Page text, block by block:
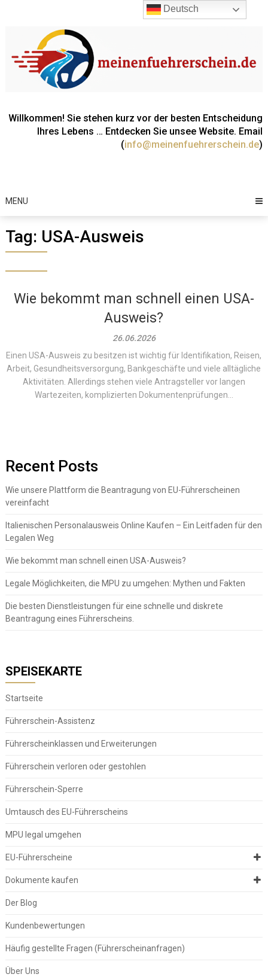
Willkommen! Sie stehen kurz vor der besten Entscheidung
Ihres Lebens … Entdecken Sie unsee Website. Email
(info@meinenfuehrerschein.de)
MENU
Tag: USA-Ausweis
Wie bekommt man schnell einen USA-
Ausweis?
26.06.2026
Einen USA-Ausweis zu besitzen ist wichtig für Identifikation, Reisen,
Arbeit, Gesundheitsversorgung, Bankgeschäfte und viele alltägliche
Aktivitäten. Allerdings stehen viele Antragsteller vor langen
Wartezeiten, komplizierten Dokumentenprüfungen...
Recent Posts
Wie unsere Plattform die Beantragung von EU-Führerscheinen
vereinfacht
Italienischen Personalausweis Online Kaufen – Ein Leitfaden für den
Legalen Weg
Wie bekommt man schnell einen USA-Ausweis?
Legale Möglichkeiten, die MPU zu umgehen: Mythen und Fakten
Die besten Dienstleistungen für eine schnelle und diskrete
Beantragung eines Führerscheins.
SPEISEKARTE
Startseite
Führerschein-Assistenz
Führerscheinklassen und Erweiterungen
Führerschein verloren oder gestohlen
Führerschein-Sperre
Umtausch des EU-Führerscheins
MPU legal umgehen
EU-Führerscheine
Dokumente kaufen
Der Blog
Kundenbewertungen
Häufig gestellte Fragen (Führerscheinanfragen)
Über Uns
Deutsch